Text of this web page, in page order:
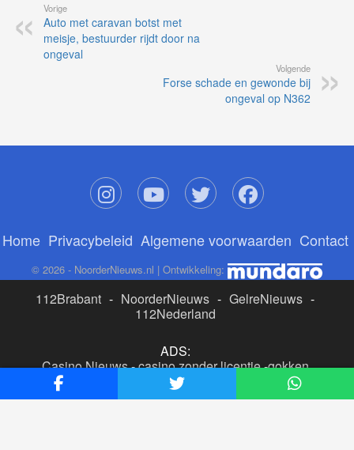
Vorige
Auto met caravan botst met
meisje, bestuurder rijdt door na
ongeval
Volgende
Forse schade en gewonde bij
ongeval op N362
Home Privacybeleid Algemene voorwaarden Contact
© 2026 - NoorderNieuws.nl | Ontwikkeling:
112Brabant - NoorderNieuws - GelreNieuws -
112Nederland
ADS:
Casino Nieuws-casino zonder licentie-gokken
buitenlandse site
beste online casino nederland